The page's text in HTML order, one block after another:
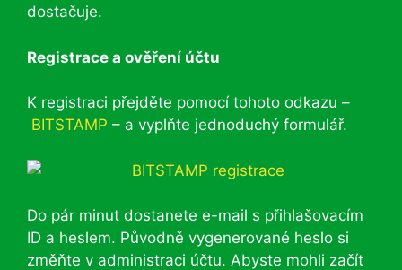
dostačuje.
Registrace a ověření účtu
K registraci přejděte pomocí tohoto odkazu –
BITSTAMP – a vyplňte jednoduchý formulář.
Do pár minut dostanete e-mail s přihlašovacím
ID a heslem. Původně vygenerované heslo si
změňte v administraci účtu. Abyste mohli začít